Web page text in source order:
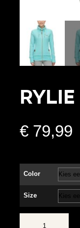
€ 79,99
Color
Size